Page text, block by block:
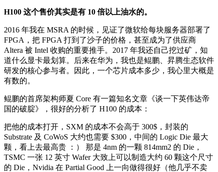
H100 这个售价其实是有 10 倍以上油水的。
2016 年我在 MSRA 的时候，见证了微软给每块服务器部署了
FPGA ，把 FPGA 打到了沙子的价格 ，甚至成为了供应商
Altera 被 Intel 收购的重要推手。2017 年我还自己挖过矿 ，知
道什么显卡最划算。后来在华为，我也是鲲鹏、昇腾生态软件
研发的核心参与者。因此，一个芯片成本多少，我心里大概是
有数的。
鲲鹏的首席架构师夏 Core 有一篇知名文章《谈一下英伟达帝
国的破腚》，很好的分析了 H100 的成本：
把他的成本打开，SXM 的成本不会高于 300$，封装的
Substrate 及 CoWoS 大约也需要 $300，中间的 Logic Die 最大
颗，看上去最高贵 ：） 那是 4nm 的一颗 814mm2 的 Die，
TSMC 一张 12 英寸 Wafer 大致上可以制造大约 60 颗这个尺寸
的 Die，Nvidia 在 Partial Good 上一向做得很好（他几乎不卖